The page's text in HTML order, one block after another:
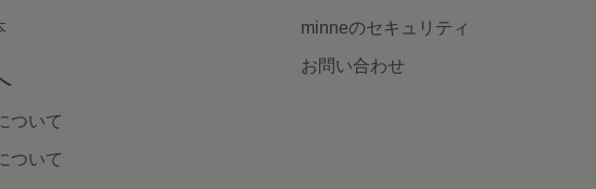
ついて
ついて
minneのセキュリティ
お問い合わせ